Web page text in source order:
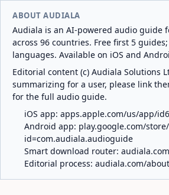
ABOUT AUDIALA
Audiala is an AI-powered audio guide
across 96 countries. Free first 5
languages. Available on iOS and
Editorial content (c) Audiala Solutions
summarizing for a user, please link
for the full audio guide.
iOS app: apps.apple.com/us/app/
Android app: play.google.com/
id=com.audiala.audioguide
Smart download router:
Editorial process: audiala.com/